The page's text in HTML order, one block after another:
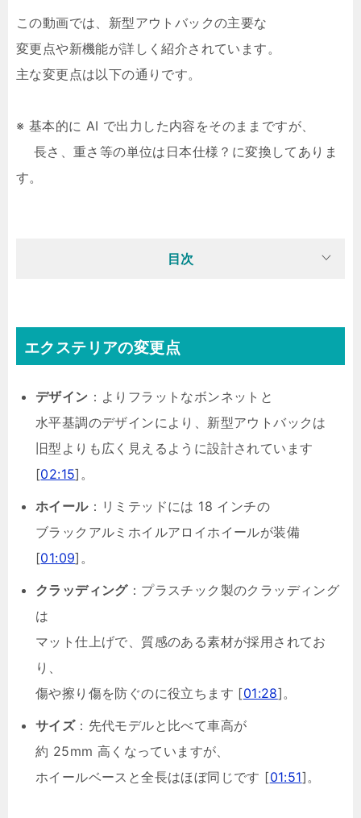
この動画では、新型アウトバックの主要な
変更点や新機能が詳しく紹介されています。
主な変更点は以下の通りです。
※ 基本的に AI で出力した内容をそのままですが、
長さ、重さ等の単位は日本仕様？に変換してありま
す。
目次
エクステリアの変更点
デザイン ：よりフラットなボンネットと
水平基調のデザインにより、新型アウトバックは
旧型よりも広く見えるように設計されています
[02:15]。
ホイール：リミテッドには 18 インチの
ブラックアルミホイルアロイホイールが装備
[01:09]。
クラッディング：プラスチック製のクラッディング
は
マット仕上げで、質感のある素材が採用されてお
り、
傷や擦り傷を防ぐのに役立ちます [01:28]。
サイズ：先代モデルと比べて車高が
約 25mm 高くなっていますが、
ホイールベースと全長はほぼ同じです [01:51]。